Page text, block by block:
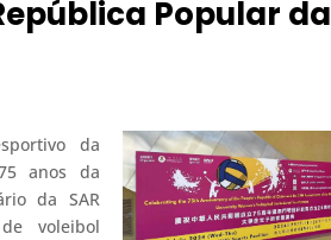
Popular da
da
anos da
da SAR
voleibol